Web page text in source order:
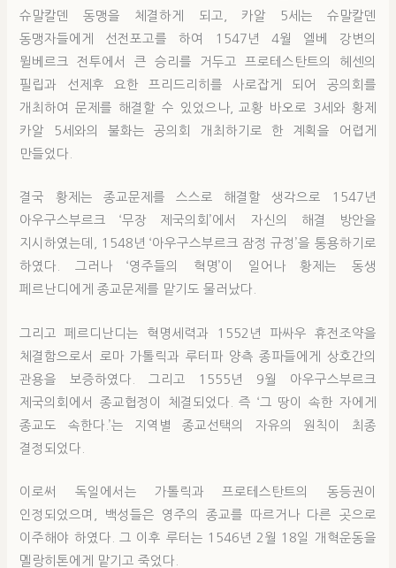
슈말칼덴 동맹을 체결하게 되고, 카알 5세는 슈말칼덴
동맹자들에게 선전포고를 하여 1547년 4월 엘베 강변의
뮐베르크 전투에서 큰 승리를 거두고 프로테스탄트의 헤센의
필립과 선제후 요한 프리드리히를 사로잡게 되어 공의회를
개최하여 문제를 해결할 수 있었으나, 교황 바오로 3세와 황제
카알 5세와의 불화는 공의회 개최하기로 한 계획을 어렵게
만들었다.
결국 황제는 종교문제를 스스로 해결할 생각으로 1547년
아우구스부르크 ‘무장 제국의회’에서 자신의 해결 방안을
지시하였는데, 1548년 ‘아우구스부르크 잠정 규정’을 통용하기로
하였다. 그러나 ‘영주들의 혁명’이 일어나 황제는 동생
페르난디에게 종교문제를 맡기도 물러났다.
그리고 페르디난디는 혁명세력과 1552년 파싸우 휴전조약을
체결함으로서 로마 가톨릭과 루터파 양측 종파들에게 상호간의
관용을 보증하였다. 그리고 1555년 9월 아우구스부르크
제국의회에서 종교협정이 체결되었다. 즉 ‘그 땅이 속한 자에게
종교도 속한다.’는 지역별 종교선택의 자유의 원칙이 최종
결정되었다.
이로써 독일에서는 가톨릭과 프로테스탄트의 동등권이
인정되었으며, 백성들은 영주의 종교를 따르거나 다른 곳으로
이주해야 하였다. 그 이후 루터는 1546년 2월 18일 개혁운동을
멜랑히톤에게 맡기고 죽었다.